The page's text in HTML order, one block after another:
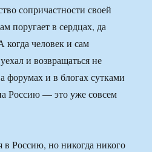
сопричастности своей
поругает в сердцах, да
когда человек и сам
и возвращаться не
форумах и в блогах сутками
Россию — это уже совсем
в Россию, но никогда никого